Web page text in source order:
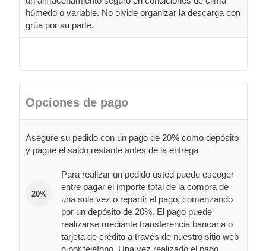
húmedo o variable. No olvide organizar la descarga con
grúa por su parte.
Opciones de pago
Asegure su pedido con un pago de 20% como depósito
y pague el saldo restante antes de la entrega
20%
Para realizar un pedido usted puede escoger
entre pagar el importe total de la compra de
una sola vez o repartir el pago, comenzando
por un depósito de 20%. El pago puede
realizarse mediante transferencia bancaria o
tarjeta de crédito a través de nuestro sitio web
o por teléfono. Una vez realizado el pago,